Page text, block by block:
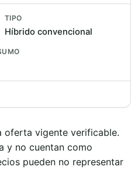
TIPO
Híbrido convencional
oferta vigente verificable.
y no cuentan como
pueden no representar